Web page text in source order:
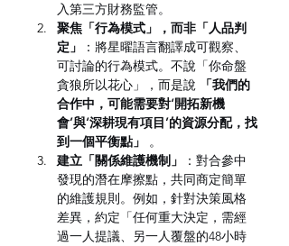
入第三方財務監管。
聚焦「行為模式」，而非「人品判
定」
：將星曜語言翻譯成可觀察、
可討論的行為模式。不說「你命盤
貪狼所以花心」，而是說
「我們的
合作中，可能需要對‘開拓新機
會’與‘深耕現有項目’的資源分配，找
到一個平衡點」
。
建立「關係維護機制」
：對合參中
發現的潛在摩擦點，共同商定簡單
的維護規則。例如，針對決策風格
差異，約定「任何重大決定，需經
過一人提議、另一人覆盤的48小時